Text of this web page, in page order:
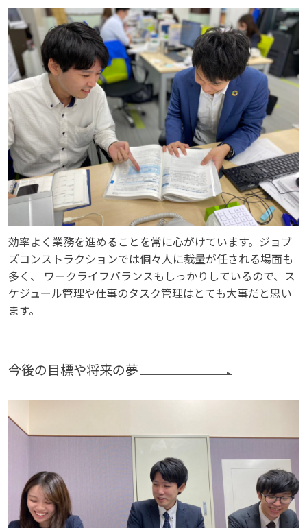
効率よく業務を進めることを常に心がけています。ジョブ
ズコンストラクションでは個々人に裁量が任される場面も
多く、 ワークライフバランスもしっかりしているので、ス
ケジュール管理や仕事のタスク管理はとても大事だと思い
ます。
今後の目標や将来の夢